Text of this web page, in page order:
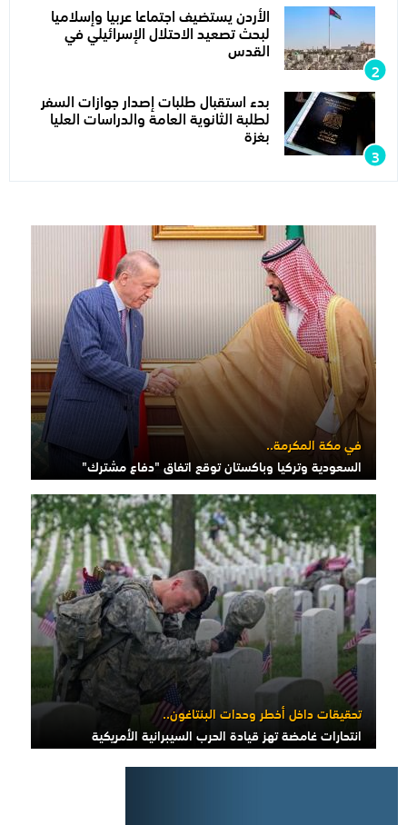
الأردن يستضيف اجتماعا عربيا وإسلاميا
لبحث تصعيد الاحتلال الإسرائيلي في
القدس
بدء استقبال طلبات إصدار جوازات السفر
لطلبة الثانوية العامة والدراسات العليا
بغزة
في مكة المكرمة..
السعودية وتركيا وباكستان توقع اتفاق "دفاع مشترك"
تحقيقات داخل أخطر وحدات البنتاغون..
انتحارات غامضة تهز قيادة الحرب السيبرانية الأمريكية